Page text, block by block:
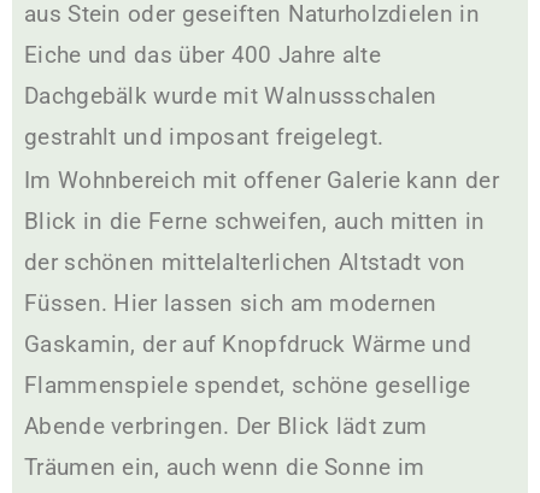
aus Stein oder geseiften Naturholzdielen in
Eiche und das über 400 Jahre alte
Dachgebälk wurde mit Walnussschalen
gestrahlt und imposant freigelegt.
Im Wohnbereich mit offener Galerie kann der
Blick in die Ferne schweifen, auch mitten in
der schönen mittelalterlichen Altstadt von
Füssen. Hier lassen sich am modernen
Gaskamin, der auf Knopfdruck Wärme und
Flammenspiele spendet, schöne gesellige
Abende verbringen. Der Blick lädt zum
Träumen ein, auch wenn die Sonne im